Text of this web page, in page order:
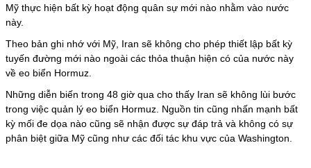
Mỹ thực hiện bất kỳ hoạt động quân sự mới nào nhằm vào nước
này.
Theo bản ghi nhớ với Mỹ, Iran sẽ không cho phép thiết lập bất kỳ
tuyến đường mới nào ngoài các thỏa thuận hiện có của nước này
về eo biển Hormuz.
Những diễn biến trong 48 giờ qua cho thấy Iran sẽ không lùi bước
trong việc quản lý eo biển Hormuz. Nguồn tin cũng nhấn mạnh bất
kỳ mối đe dọa nào cũng sẽ nhận được sự đáp trả và không có sự
phân biệt giữa Mỹ cũng như các đối tác khu vực của Washington.